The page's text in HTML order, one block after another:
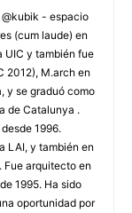
@kubik - espacio
(cum laude) en
UIC y también fue
2012), M.arch en
y se graduó como
de Catalunya .
1996.
LAI, y también en
Fue arquitecto en
1995. Ha sido
oportunidad por